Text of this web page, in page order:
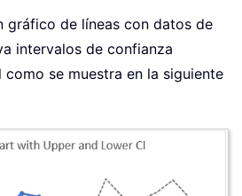
gráfico de líneas con datos de
intervalos de confianza
se muestra en la siguiente